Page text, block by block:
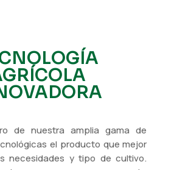
de nuestra amplia gama de
el producto que mejor
necesidades y tipo de cultivo.